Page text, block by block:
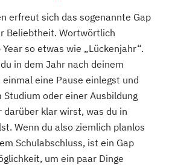
erfreut sich das sogenannte Gap
Beliebtheit. Wortwörtlich
so etwas wie „Lückenjahr“.
in dem Jahr nach deinem
eine Pause einlegst und
oder einer Ausbildung
darüber klar wirst, was du in
Wenn du also ziemlich planlos
Schulabschluss, ist ein Gap
um ein paar Dinge